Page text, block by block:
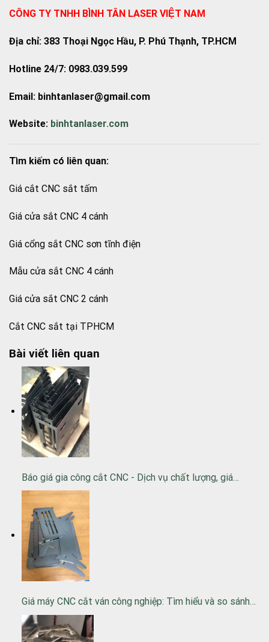
CÔNG TY TNHH BÌNH TÂN LASER VIỆT NAM
Địa chỉ: 383 Thoại Ngọc Hầu, P. Phú Thạnh, TP.HCM
Hotline 24/7: 0983.039.599
Email: binhtanlaser@gmail.com
Website: binhtanlaser.com
Tìm kiếm có liên quan:
Giá cắt CNC sắt tấm
Giá cửa sắt CNC 4 cánh
Giá cổng sắt CNC sơn tĩnh điện
Mẫu cửa sắt CNC 4 cánh
Giá cửa sắt CNC 2 cánh
Cắt CNC sắt tại TPHCM
Bài viết liên quan
Báo giá gia công cắt CNC - Dịch vụ chất lượng, giá…
Giá máy CNC cắt ván công nghiệp: Tìm hiểu và so sánh…